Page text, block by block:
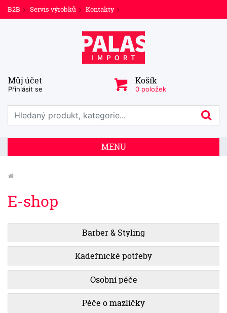
B2B Servis výrobků Kontakty
Můj účet
Přihlásit se
Košík
0 položek
Prohledat web
MENU
E-shop
Barber & Styling
Kadeřnické potřeby
Osobní péče
Péče o mazlíčky